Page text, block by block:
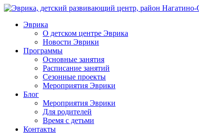
Эврика
О детском центре Эврика
Новости Эврики
Программы
Основные занятия
Расписание занятий
Сезонные проекты
Мероприятия Эврики
Блог
Мероприятия Эврики
Для родителей
Время с детьми
Контакты